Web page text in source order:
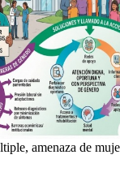
amenaza de